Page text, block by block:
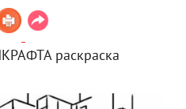
раскраска